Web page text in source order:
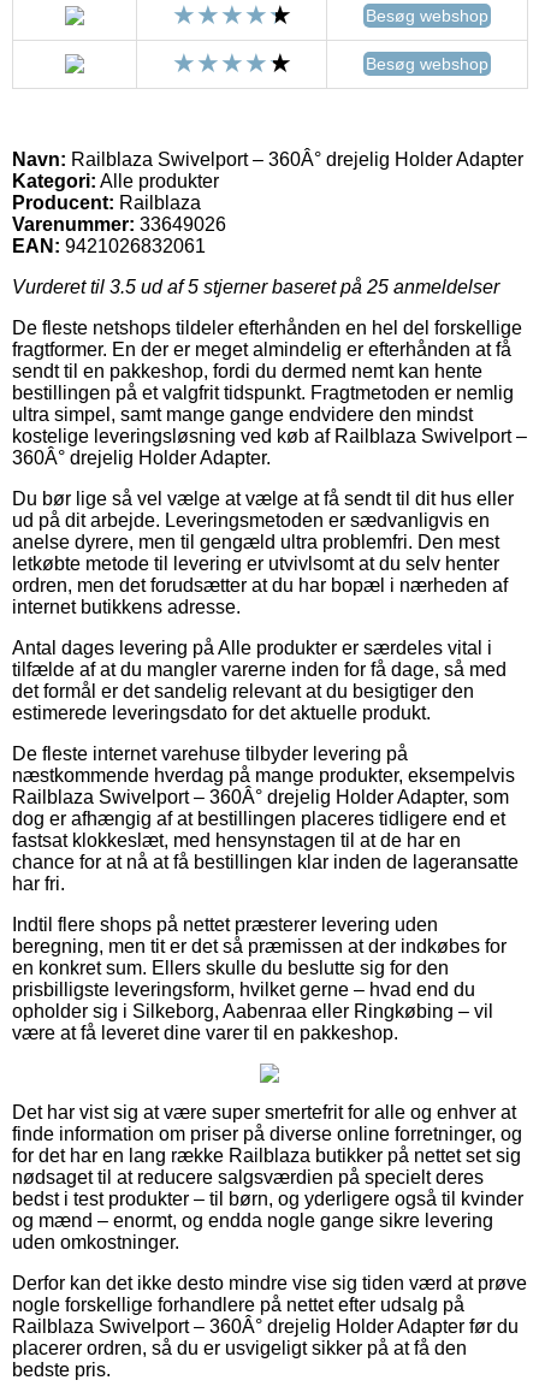
Besøg webshop
Besøg webshop
Navn: Railblaza Swivelport – 360Â° drejelig Holder Adapter
Kategori: Alle produkter
Producent: Railblaza
Varenummer: 33649026
EAN: 9421026832061
Vurderet til 3.5 ud af 5 stjerner baseret på 25 anmeldelser
De fleste netshops tildeler efterhånden en hel del forskellige
fragtformer. En der er meget almindelig er efterhånden at få
sendt til en pakkeshop, fordi du dermed nemt kan hente
bestillingen på et valgfrit tidspunkt. Fragtmetoden er nemlig
ultra simpel, samt mange gange endvidere den mindst
kostelige leveringsløsning ved køb af Railblaza Swivelport –
360Â° drejelig Holder Adapter.
Du bør lige så vel vælge at vælge at få sendt til dit hus eller
ud på dit arbejde. Leveringsmetoden er sædvanligvis en
anelse dyrere, men til gengæld ultra problemfri. Den mest
letkøbte metode til levering er utvivlsomt at du selv henter
ordren, men det forudsætter at du har bopæl i nærheden af
internet butikkens adresse.
Antal dages levering på Alle produkter er særdeles vital i
tilfælde af at du mangler varerne inden for få dage, så med
det formål er det sandelig relevant at du besigtiger den
estimerede leveringsdato for det aktuelle produkt.
De fleste internet varehuse tilbyder levering på
næstkommende hverdag på mange produkter, eksempelvis
Railblaza Swivelport – 360Â° drejelig Holder Adapter, som
dog er afhængig af at bestillingen placeres tidligere end et
fastsat klokkeslæt, med hensynstagen til at de har en
chance for at nå at få bestillingen klar inden de lageransatte
har fri.
Indtil flere shops på nettet præsterer levering uden
beregning, men tit er det så præmissen at der indkøbes for
en konkret sum. Ellers skulle du beslutte sig for den
prisbilligste leveringsform, hvilket gerne – hvad end du
opholder sig i Silkeborg, Aabenraa eller Ringkøbing – vil
være at få leveret dine varer til en pakkeshop.
Det har vist sig at være super smertefrit for alle og enhver at
finde information om priser på diverse online forretninger, og
for det har en lang række Railblaza butikker på nettet set sig
nødsaget til at reducere salgsværdien på specielt deres
bedst i test produkter – til børn, og yderligere også til kvinder
og mænd – enormt, og endda nogle gange sikre levering
uden omkostninger.
Derfor kan det ikke desto mindre vise sig tiden værd at prøve
nogle forskellige forhandlere på nettet efter udsalg på
Railblaza Swivelport – 360Â° drejelig Holder Adapter før du
placerer ordren, så du er usvigeligt sikker på at få den
bedste pris.